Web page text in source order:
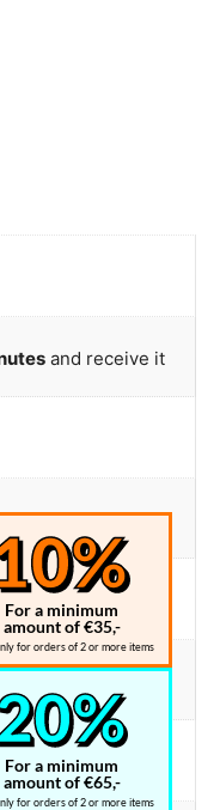
and receive it
For a minimum
amount of €35,-
for orders of 2 or more items
For a minimum
amount of €65,-
for orders of 2 or more items